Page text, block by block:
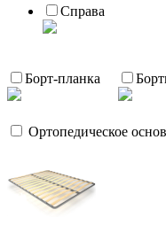
Справа
Борт-планка
Ортопедическое